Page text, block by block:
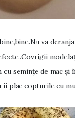
va
semințe de mac și
plac copturile cu